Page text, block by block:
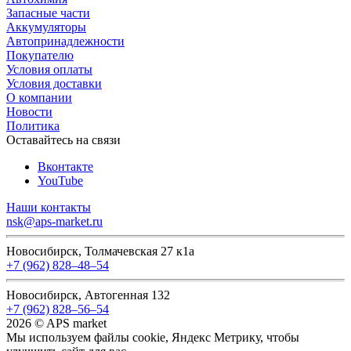
Запасные части
Аккумуляторы
Автопринадлежности
Покупателю
Условия оплаты
Условия доставки
О компании
Новости
Политика
Оставайтесь на связи
Вконтакте
YouTube
Наши контакты
nsk@aps-market.ru
Новосибирск, Толмачевская 27 к1а
+7 (962) 828‒48‒54
Новосибирск, Автогенная 132
+7 (962) 828‒56‒54
2026 © APS market
Мы используем файлы cookie, Яндекс Метрику, чтобы